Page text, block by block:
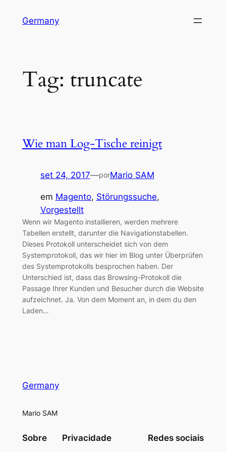
Germany
Tag: truncate
Wie man Log-Tische reinigt
set 24, 2017—porMario SAM
em Magento, Störungssuche
Vorgestellt
Wenn wir Magento installieren, werden mehrere
Tabellen erstellt, darunter die Navigationstabellen.
Dieses Protokoll unterscheidet sich von dem
Systemprotokoll, das wir hier im Blog unter Überprüfen
des Systemprotokolls besprochen haben. Der
Unterschied ist, dass das Browsing-Protokoll die
Passage Ihrer Kunden und Besucher durch die Website
aufzeichnet. Ja. Von dem Moment an, in dem du den
Laden…
Germany
Mario SAM
Sobre Privacidade Redes sociais